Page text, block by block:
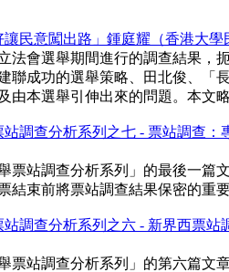
讓民意闖出路」鍾庭耀（香港大
法會選舉期間進行的調查結果，
聯成功的選舉策略、田北俊、「
由本選舉引伸出來的問題。本文
站調查分析系列之七 - 票站調查
票站調查分析系列」的最後一篇
結束前將票站調查結果保密的重
站調查分析系列之六 - 新界西票
票站調查分析系列」的第六篇文